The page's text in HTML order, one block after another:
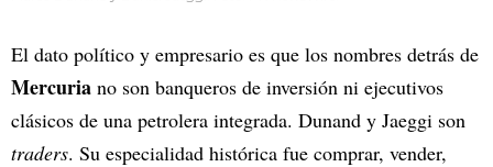
El dato político y empresario es que los nombres detrás de
Mercuria no son banqueros de inversión ni ejecutivos
clásicos de una petrolera integrada. Dunand y Jaeggi son
traders. Su especialidad histórica fue comprar, vender,